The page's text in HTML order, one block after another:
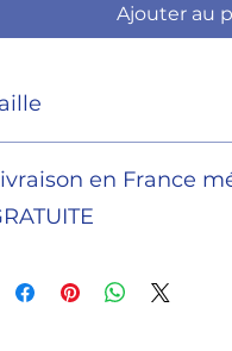
Ajouter au
en France
4 jours.